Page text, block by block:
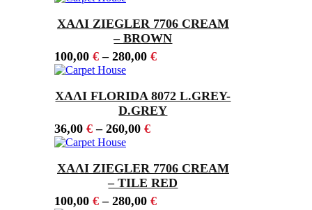
ΧΑΛΙ ZIEGLER 7706 CREAM
– BROWN
100,00 €– 280,00 €
ΧΑΛΙ FLORIDA 8072 L.GREY-
D.GREY
36,00 €– 260,00 €
ΧΑΛΙ ZIEGLER 7706 CREAM
– TILE RED
100,00 €– 280,00 €